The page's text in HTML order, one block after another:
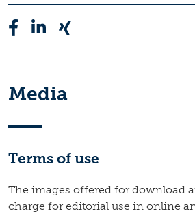
Media
Terms of use
The images offered for download
charge for editorial use in online